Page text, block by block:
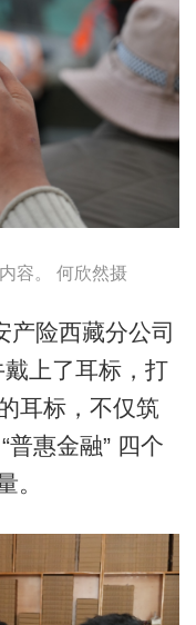
容。 何欣然摄
险西藏分公司
上了耳标，打
耳标，不仅筑
普惠金融” 四个
。